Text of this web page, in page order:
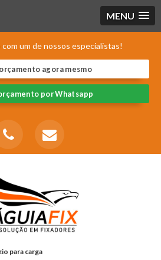
MENU
um de nossos especialistas!
agora mesmo
por Whatsapp
para carga